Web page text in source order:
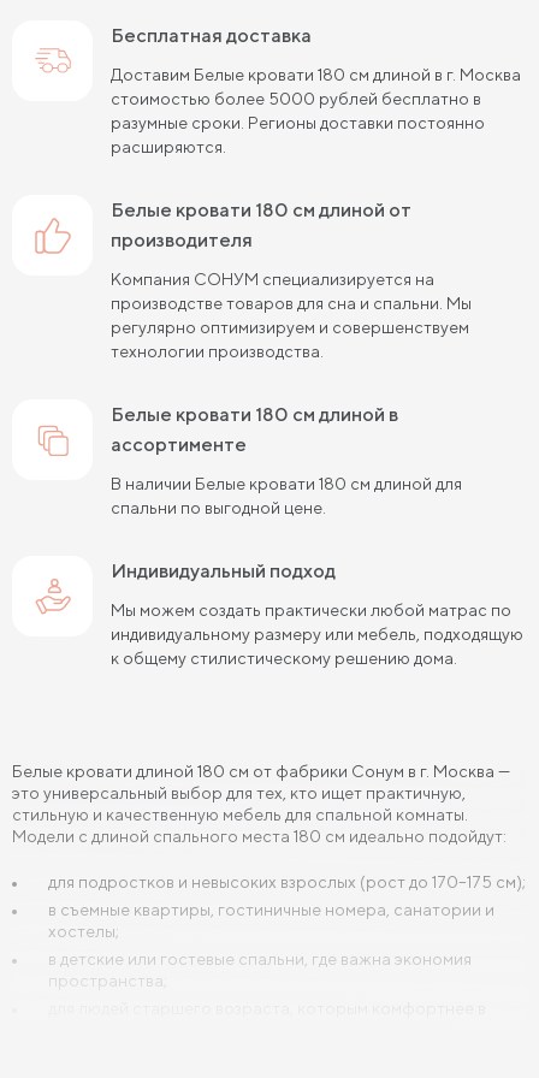
Кровати шириной 90 см Кровати шириной 120 см
Кровати шириной 140 см Кровати шириной 160 см
Кровати шириной 180 см Кровати шириной 200 см
Кровати длиной 180 см
Кровати длиной 200 см
Кровати 80х180 см (для маленькой комнаты)
Большие кровати Кровати 80х190 см
Кровати 90х190 см Кровати 120х190 см
Кровати 160х190 см
Кровати 180х190 см Кровати 200х190 см
Кровати 80х200 см Кровати 90х200 см
Кровати 120х200 см Кровати 140х200 см
Кровати 180х200 см Кровати 200х200 см (Кинг Сайз)
Кровати с подъемным механизмом
Кровати 160 х 200 с подъемным механизмом и ящиками
Кровати 140 х 200 с подъемным механизмом и ящиками
Бесплатная доставка
Доставим Белые кровати 180 см длиной в г. Москва
стоимостью более 5000 рублей бесплатно в
разумные сроки. Регионы доставки постоянно
расширяются.
Белые кровати 180 см длиной от
производителя
Компания СОНУМ специализируется на
производстве товаров для сна и спальни. Мы
регулярно оптимизируем и совершенствуем
технологии производства.
Белые кровати 180 см длиной в
ассортименте
В наличии Белые кровати 180 см длиной для
спальни по выгодной цене.
Индивидуальный подход
Мы можем создать практически любой матрас по
индивидуальному размеру или мебель, подходящую
к общему стилистическому решению дома.
Белые кровати длиной 180 см от фабрики Сонум в г. Москва —
это универсальный выбор для тех, кто ищет практичную,
стильную и качественную мебель для спальной комнаты.
Модели с длиной спального места 180 см идеально подойдут:
для подростков и невысоких взрослых (рост до 170–175 см);
в съемные квартиры, гостиничные номера, санатории и
хостелы;
в детские или гостевые спальни, где важна экономия
пространства;